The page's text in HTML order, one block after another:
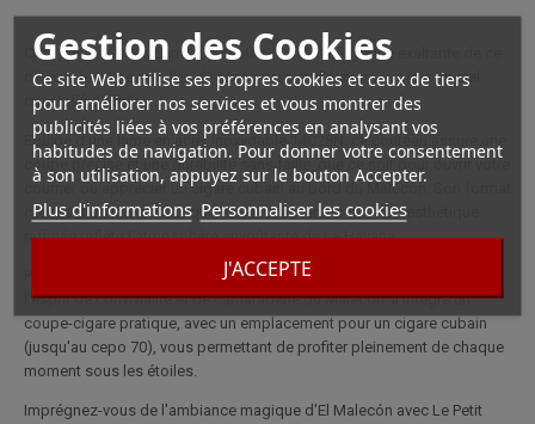
Gestion des Cookies
Ce site Web utilise ses propres cookies et ceux de tiers
pour améliorer nos services et vous montrer des
publicités liées à vos préférences en analysant vos
habitudes de navigation. Pour donner votre consentement
à son utilisation, appuyez sur le bouton Accepter.
Plus d'informations Personnaliser les cookies
J'ACCEPTE
Créé par Les Fines Lames, ce couteau saisit l'essence exaltante de ce
célèbre bord de mer, lieu de rencontres et d'échanges sous un ciel
constellé d'étoiles.
Équipé d'une lame en acier inoxydable 14C28N, ce couteau assure une
coupe précise et une durabilité sans faille, que ce soit pour ouvrir votre
courrier ou apprécier un cigare cubain au bord du Malecón. Son format
compact en fait un outil quotidien idéal, tandis que son esthétique
raffinée reflète l'atmosphère envoûtante de La Havane.
Plus qu'un simple outil de coupe, ce couteau symbolise également
l'esprit de convivialité et de camaraderie du Malecón. Il intègre un
coupe-cigare pratique, avec un emplacement pour un cigare cubain
(jusqu'au cepo 70), vous permettant de profiter pleinement de chaque
moment sous les étoiles.
Imprégnez-vous de l'ambiance magique d'El Malecón avec Le Petit